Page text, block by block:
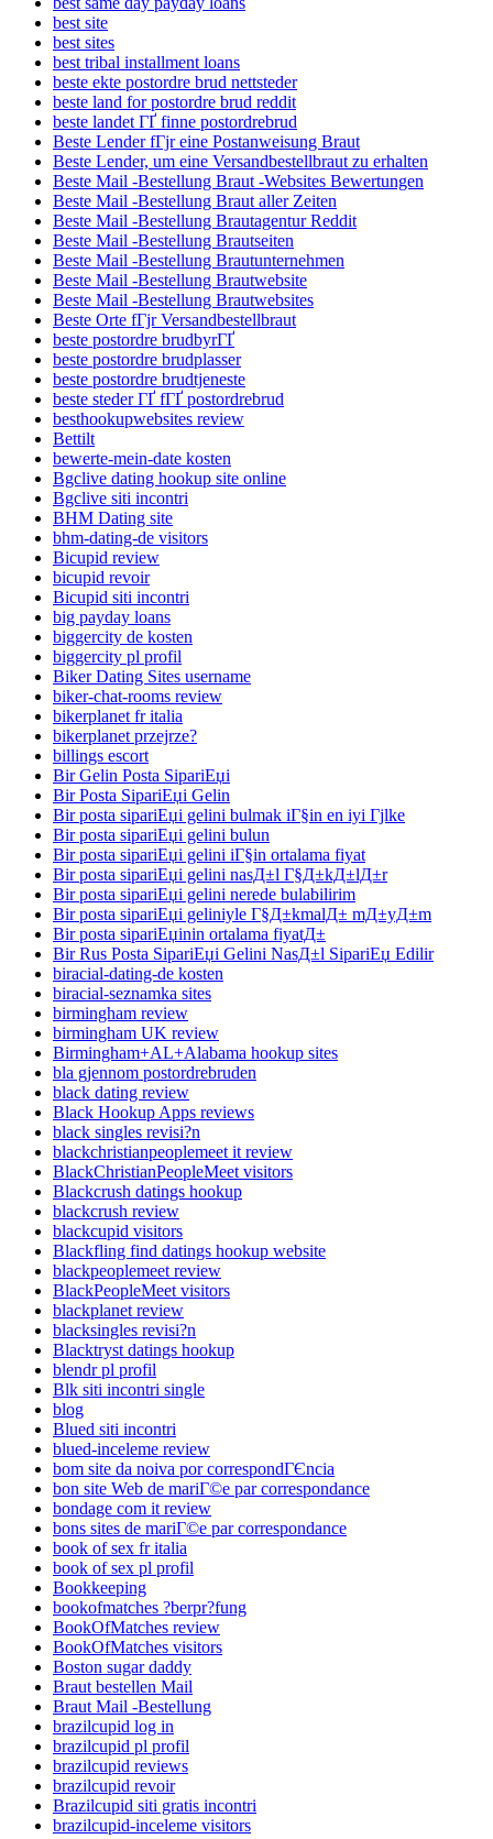
best site
best sites
best tribal installment loans
beste ekte postordre brud nettsteder
beste land for postordre brud reddit
beste landet ГҐ finne postordrebrud
Beste Lender fГјr eine Postanweisung Braut
Beste Lender, um eine Versandbestellbraut zu erhalten
Beste Mail -Bestellung Braut -Websites Bewertungen
Beste Mail -Bestellung Braut aller Zeiten
Beste Mail -Bestellung Brautagentur Reddit
Beste Mail -Bestellung Brautseiten
Beste Mail -Bestellung Brautunternehmen
Beste Mail -Bestellung Brautwebsite
Beste Mail -Bestellung Brautwebsites
Beste Orte fГјr Versandbestellbraut
beste postordre brudbyrГҐ
beste postordre brudplasser
beste postordre brudtjeneste
beste steder ГҐ fГҐ postordrebrud
besthookupwebsites review
Bettilt
bewerte-mein-date kosten
Bgclive dating hookup site online
Bgclive siti incontri
BHM Dating site
bhm-dating-de visitors
Bicupid review
bicupid revoir
Bicupid siti incontri
big payday loans
biggercity de kosten
biggercity pl profil
Biker Dating Sites username
biker-chat-rooms review
bikerplanet fr italia
bikerplanet przejrze?
billings escort
Bir Gelin Posta SipariЕџi
Bir Posta SipariЕџi Gelin
Bir posta sipariЕџi gelini bulmak iГ§in en iyi Гјlke
Bir posta sipariЕџi gelini bulun
Bir posta sipariЕџi gelini iГ§in ortalama fiyat
Bir posta sipariЕџi gelini nasД±l Г§Д±kД±lД±r
Bir posta sipariЕџi gelini nerede bulabilirim
Bir posta sipariЕџi geliniyle Г§Д±kmalД± mД±yД±m
Bir posta sipariЕџinin ortalama fiyatД±
Bir Rus Posta SipariЕџi Gelini NasД±l SipariЕџ Edilir
biracial-dating-de kosten
biracial-seznamka sites
birmingham review
birmingham UK review
Birmingham+AL+Alabama hookup sites
bla gjennom postordrebruden
black dating review
Black Hookup Apps reviews
black singles revisi?n
blackchristianpeoplemeet it review
BlackChristianPeopleMeet visitors
Blackcrush datings hookup
blackcrush review
blackcupid visitors
Blackfling find datings hookup website
blackpeoplemeet review
BlackPeopleMeet visitors
blackplanet review
blacksingles revisi?n
Blacktryst datings hookup
blendr pl profil
Blk siti incontri single
blog
Blued siti incontri
blued-inceleme review
bom site da noiva por correspondГЄncia
bon site Web de mariГ©e par correspondance
bondage com it review
bons sites de mariГ©e par correspondance
book of sex fr italia
book of sex pl profil
Bookkeeping
bookofmatches ?berpr?fung
BookOfMatches review
BookOfMatches visitors
Boston sugar daddy
Braut bestellen Mail
Braut Mail -Bestellung
brazilcupid log in
brazilcupid pl profil
brazilcupid reviews
brazilcupid revoir
Brazilcupid siti gratis incontri
brazilcupid-inceleme visitors